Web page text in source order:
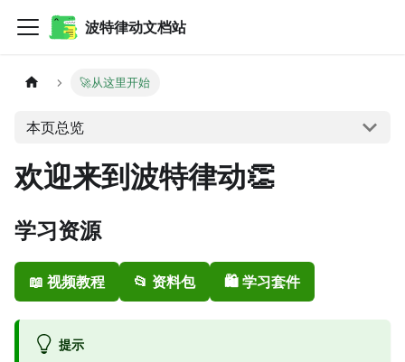
波特律动文档站
🚀从这里开始
本页总览
欢迎来到波特律动👏
学习资源
📖 视频教程 📂 资料包 🛍️ 学习套件
提示